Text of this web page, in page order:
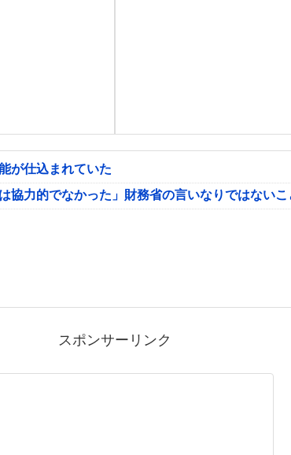
が仕込まれていた
協力的でなかった」財務省の言いなりではない
スポンサーリンク